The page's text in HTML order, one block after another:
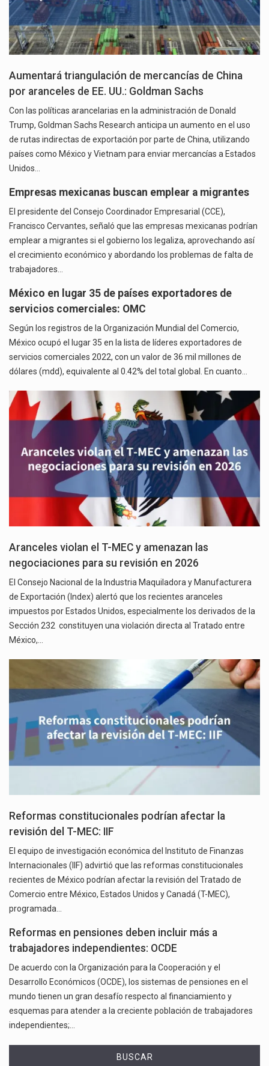
Aumentará triangulación de mercancías de China
por aranceles de EE. UU.: Goldman Sachs
Con las políticas arancelarias en la administración de Donald
Trump, Goldman Sachs Research anticipa un aumento en el uso
de rutas indirectas de exportación por parte de China, utilizando
países como México y Vietnam para enviar mercancías a Estados
Unidos…
Empresas mexicanas buscan emplear a migrantes
El presidente del Consejo Coordinador Empresarial (CCE),
Francisco Cervantes, señaló que las empresas mexicanas podrían
emplear a migrantes si el gobierno los legaliza, aprovechando así
el crecimiento económico y abordando los problemas de falta de
trabajadores…
México en lugar 35 de países exportadores de
servicios comerciales: OMC
Según los registros de la Organización Mundial del Comercio,
México ocupó el lugar 35 en la lista de líderes exportadores de
servicios comerciales 2022, con un valor de 36 mil millones de
dólares (mdd), equivalente al 0.42% del total global. En cuanto…
Aranceles violan el T-MEC y amenazan las
negociaciones para su revisión en 2026
El Consejo Nacional de la Industria Maquiladora y Manufacturera
de Exportación (Index) alertó que los recientes aranceles
impuestos por Estados Unidos, especialmente los derivados de la
Sección 232 constituyen una violación directa al Tratado entre
México,…
Reformas constitucionales podrían afectar la
revisión del T-MEC: IIF
El equipo de investigación económica del Instituto de Finanzas
Internacionales (IIF) advirtió que las reformas constitucionales
recientes de México podrían afectar la revisión del Tratado de
Comercio entre México, Estados Unidos y Canadá (T-MEC),
programada…
Reformas en pensiones deben incluir más a
trabajadores independientes: OCDE
De acuerdo con la Organización para la Cooperación y el
Desarrollo Económicos (OCDE), los sistemas de pensiones en el
mundo tienen un gran desafío respecto al financiamiento y
esquemas para atender a la creciente población de trabajadores
independientes;…
BUSCAR